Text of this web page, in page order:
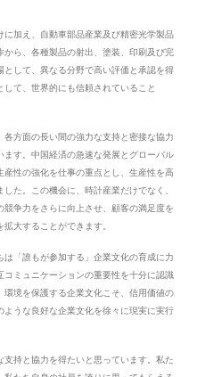
加え、自動車部品産業及び精密光学製品
ら、各種製品の射出、塗装、印刷及び完
して、異なる分野で高い評価と承認を得
て、世界的にも信頼されていること
方面の長い間の強力な支持と密接な協力
す。中国経済の急速な発展とグローバル
性の強化を仕事の重点とし、生産性を高
た。この機会に、時計産業だけでなく、
争力をさらに向上させ、顧客の満足度を
拡大することができます。
「誰もが参加する」企業文化の育成に力
ミュニケーションの重要性を十分に認識
環境を保護する企業文化こそ、信用価値の
うな良好な企業文化を徐々に現実に実行
持と協力を得たいと思っています。私た